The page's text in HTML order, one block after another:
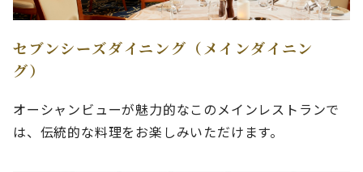
セブンシーズダイニング（メインダイニン
グ）
オーシャンビューが魅力的なこのメインレストランで
は、伝統的な料理をお楽しみいただけます。